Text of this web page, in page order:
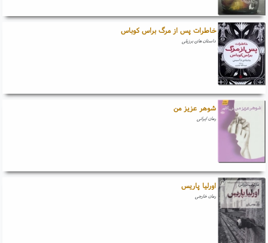
خاطرات پس از مرگ براس کوباس
داستان های برزیلی
شوهر عزیز من
رمان ایرانی
اورلیا پاریس
رمان خارجی